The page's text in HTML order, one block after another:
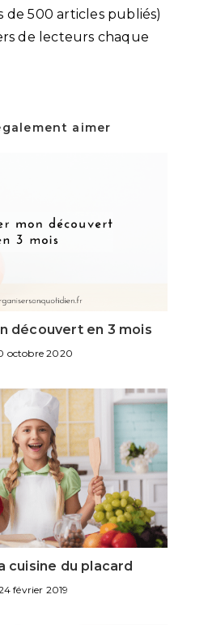
de 500 articles publiés)
de lecteurs chaque
aimer
découvert en 3 mois
octobre 2020
cuisine du placard
février 2019